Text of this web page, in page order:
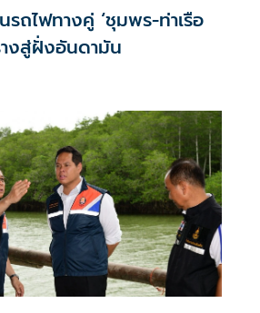
รถไฟทางคู่ ‘ชุมพร-ท่าเรือ
างสู่ฝั่งอันดามัน